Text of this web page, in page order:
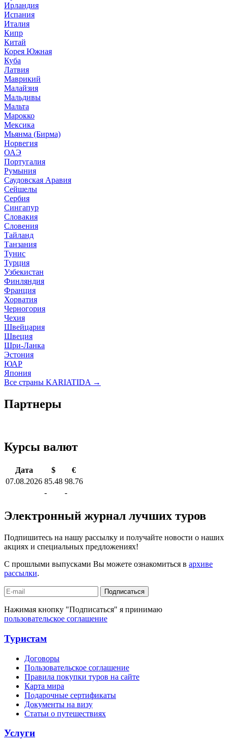
Ирландия
Испания
Италия
Кипр
Китай
Корея Южная
Куба
Латвия
Маврикий
Малайзия
Мальдивы
Мальта
Марокко
Мексика
Мьянма (Бирма)
Норвегия
ОАЭ
Португалия
Румыния
Саудовская Аравия
Сейшелы
Сербия
Сингапур
Словакия
Словения
Тайланд
Танзания
Тунис
Турция
Узбекистан
Финляндия
Франция
Хорватия
Черногория
Чехия
Швейцария
Швеция
Шри-Ланка
Эстония
ЮАР
Япония
Все страны KARIATIDA →
Партнеры
Курсы валют
Дата $
€
07.08.2026 85.48 98.76
-
-
Электронный журнал лучших туров
Подпишитесь на нашу рассылку и получайте новости о наших
акциях и специальных предложениях!
С прошлыми выпусками Вы можете ознакомиться в архиве
рассылки.
Подписаться
Нажимая кнопку "Подписаться" я принимаю
пользовательское соглашение
Туристам
Договоры
Пользовательское соглашение
Правила покупки туров на сайте
Карта мира
Подарочные сертификаты
Документы на визу
Статьи о путешествиях
Услуги